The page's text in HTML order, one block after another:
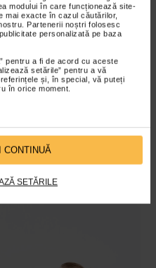
modului în care funcționează site-
mai exacte în cazul căutărilor,
Partenerii noștri folosesc
personalizată pe baza
pentru a fi de acord cu aceste
setările” pentru a vă
și, în special, vă puteți
în orice moment.
CONTINUĂ
SETĂRILE
fi considerat un exercitiu
indoiti si talpile pe sol.
la nivelul tamplelor.
va de musculatura
partea superioara –
podea. Efectuati 3-4 seturi
de nivelul de pregatire